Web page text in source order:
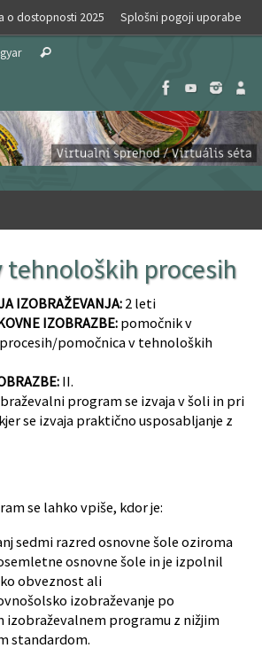
o dostopnosti 2025 Splošni pogoji uporabe
Search
tehnoloških procesih
IZOBRAŽEVANJA:2 leti
IZOBRAZBE: pomočnik v
pomočnica v tehnoloških
II.
program se izvaja v šoli in pri
se izvaja praktično usposabljanje z
se lahko vpiše, kdor je:
sedmi razred osnovne šole oziroma
osnovne šole in je izpolnil
obveznost ali
izobraževanje po
izobraževalnem programu z nižjim
standardom.